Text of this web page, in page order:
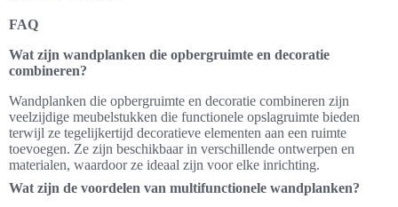
FAQ
Wat zijn wandplanken die opbergruimte en decoratie
combineren?
Wandplanken die opbergruimte en decoratie combineren zijn
veelzijdige meubelstukken die functionele opslagruimte bieden
terwijl ze tegelijkertijd decoratieve elementen aan een ruimte
toevoegen. Ze zijn beschikbaar in verschillende ontwerpen en
materialen, waardoor ze ideaal zijn voor elke inrichting.
Wat zijn de voordelen van multifunctionele wandplanken?